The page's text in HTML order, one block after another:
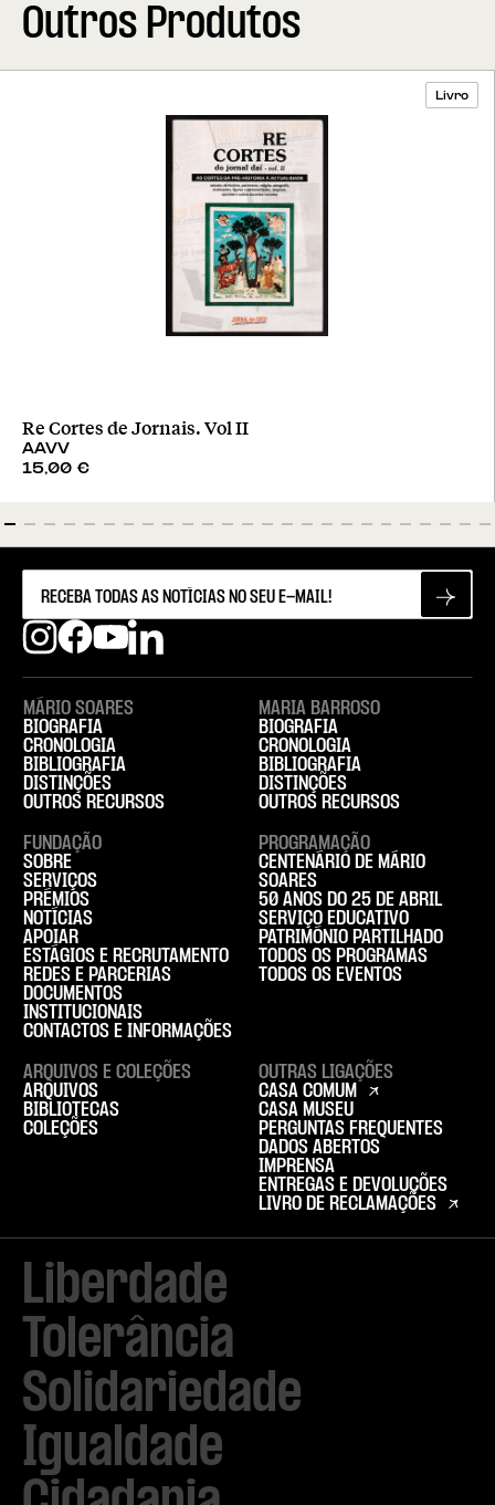
Outros Produtos
Livro
Re Cortes de Jornais. Vol II
AAVV
15,00 €
Liberdade
Tolerância
Solidariedade
Igualdade
MÁRIO SOARES
BIOGRAFIA
CRONOLOGIA
BIBLIOGRAFIA
DISTINÇÕES
OUTROS RECURSOS
MARIA BARROSO
BIOGRAFIA
CRONOLOGIA
BIBLIOGRAFIA
DISTINÇÕES
OUTROS RECURSOS
FUNDAÇÃO
SOBRE
SERVIÇOS
PRÉMIOS
NOTÍCIAS
APOIAR
ESTÁGIOS E RECRUTAMENTO
REDES E PARCERIAS
DOCUMENTOS
INSTITUCIONAIS
CONTACTOS E INFORMAÇÕES
PROGRAMAÇÃO
CENTENÁRIO DE MÁRIO
SOARES
50 ANOS DO 25 DE ABRIL
SERVIÇO EDUCATIVO
PATRIMÓNIO PARTILHADO
TODOS OS PROGRAMAS
TODOS OS EVENTOS
ARQUIVOS E COLEÇÕES
ARQUIVOS
BIBLIOTECAS
COLEÇÕES
OUTRAS LIGAÇÕES
CASA COMUM
CASA MUSEU
PERGUNTAS FREQUENTES
DADOS ABERTOS
IMPRENSA
ENTREGAS E DEVOLUÇÕES
LIVRO DE RECLAMAÇÕES